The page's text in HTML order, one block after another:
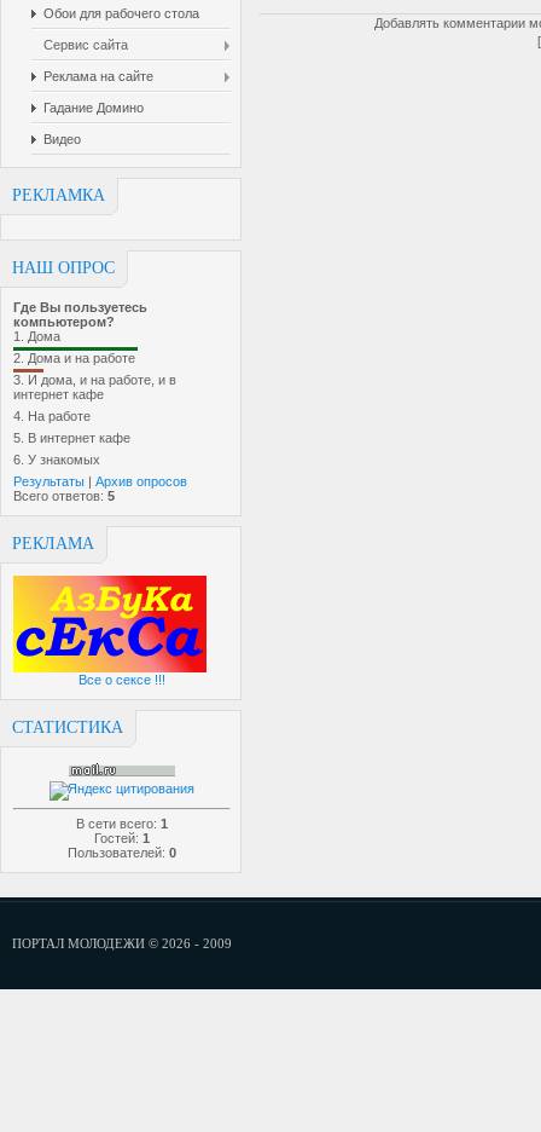
Обои для рабочего стола
Сервис сайта
Реклама на сайте
Гадание Домино
Видео
РЕКЛАМКА
НАШ ОПРОС
Где Вы пользуетесь
компьютером?
1. Дома
2. Дома и на работе
3. И дома, и на работе, и в
интернет кафе
4. На работе
5. В интернет кафе
6. У знакомых
Результаты | Архив опросов
Всего ответов: 5
РЕКЛАМА
Все о сексе !!!
СТАТИСТИКА
В сети всего: 1
Гостей: 1
Пользователей: 0
Добавлять комментарии
ПОРТАЛ МОЛОДЕЖИ © 2026 - 2009